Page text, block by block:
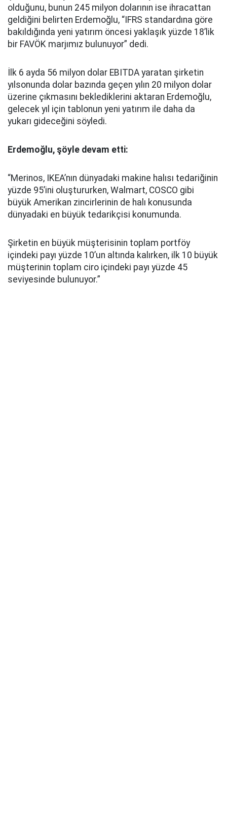
olduğunu, bunun 245 milyon dolarının ise ihracattan
geldiğini belirten Erdemoğlu, “IFRS standardına göre
bakıldığında yeni yatırım öncesi yaklaşık yüzde 18’lik
bir FAVÖK marjımız bulunuyor” dedi.
İlk 6 ayda 56 milyon dolar EBITDA yaratan şirketin
yılsonunda dolar bazında geçen yılın 20 milyon dolar
üzerine çıkmasını beklediklerini aktaran Erdemoğlu,
gelecek yıl için tablonun yeni yatırım ile daha da
yukarı gideceğini söyledi.
Erdemoğlu, şöyle devam etti:
“Merinos, IKEA’nın dünyadaki makine halısı tedariğinin
yüzde 95’ini oluştururken, Walmart, COSCO gibi
büyük Amerikan zincirlerinin de halı konusunda
dünyadaki en büyük tedarikçisi konumunda.
Şirketin en büyük müşterisinin toplam portföy
içindeki payı yüzde 10’un altında kalırken, ilk 10 büyük
müşterinin toplam ciro içindeki payı yüzde 45
seviyesinde bulunuyor.”